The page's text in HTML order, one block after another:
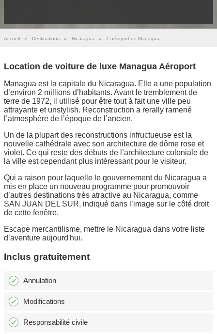
Accueil » Destinations » Nicaragua » L'aéroport de Managua
Location de voiture de luxe Managua Aéroport
Managua est la capitale du Nicaragua. Elle a une population
d’environ 2 millions d’habitants. Avant le tremblement de
terre de 1972, il utilisé pour être tout à fait une ville peu
attrayante et unstylish. Reconstruction a rerally ramené
l’atmosphère de l’époque de l’ancien.
Un de la plupart des reconstructions infructueuse est la
nouvelle cathédrale avec son architecture de dôme rose et
violet. Ce qui reste des débuts de l’architecture coloniale de
la ville est cependant plus intéressant pour le visiteur.
Qui a raison pour laquelle le gouvernement du Nicaragua a
mis en place un nouveau programme pour promouvoir
d’autres destinations très atractive au Nicaragua, comme
SAN JUAN DEL SUR, indiqué dans l’image sur le côté droit
de cette fenêtre.
Escape mercantilisme, mettre le Nicaragua dans votre liste
d’aventure aujourd'hui.
Inclus gratuitement
Annulation
Modifications
Responsabilité civile